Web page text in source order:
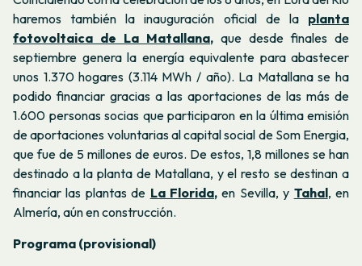
haremos también la inauguración oficial de la planta
fotovoltaica de La Matallana, que desde finales de
septiembre genera la energía equivalente para abastecer
unos 1.370 hogares (3.114 MWh / año). La Matallana se ha
podido financiar gracias a las aportaciones de las más de
1.600 personas socias que participaron en la última emisión
de aportaciones voluntarias al capital social de Som Energia,
que fue de 5 millones de euros. De estos, 1,8 millones se han
destinado a la planta de Matallana, y el resto se destinan a
financiar las plantas de La Florida, en Sevilla, y Tahal, en
Almería, aún en construcción.
Programa (provisional)